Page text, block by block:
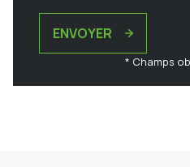
ENVOYER
* Champs